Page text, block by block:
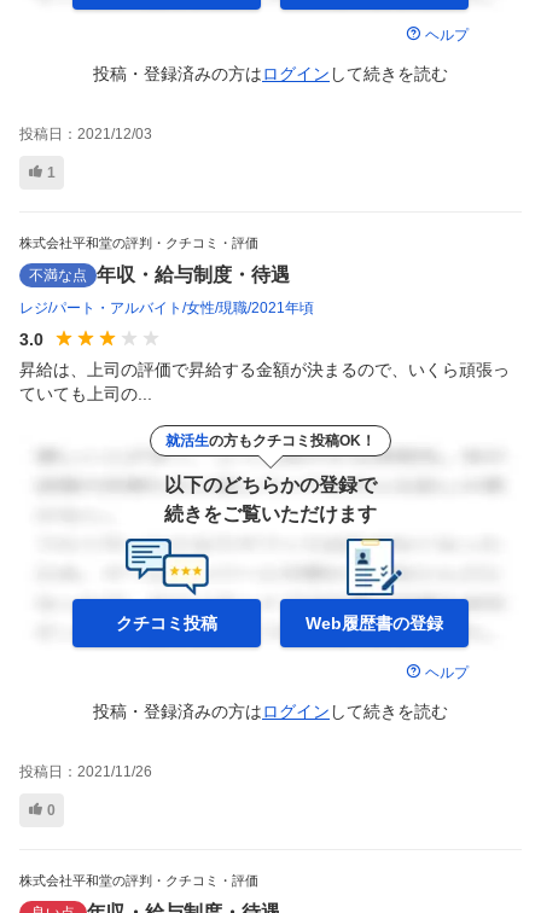
ヘルプ
投稿・登録済みの方はログイン して続きを読む
投稿日： 2021/12/03
1
株式会社平和堂の評判・クチコミ・評価
不満な点 年収・給与制度・待遇
レジ パート・アルバイト 女性 現職 2021年頃
3.0
昇給は、上司の評価で昇給する金額が決まるので、いくら頑張っ
ていても上司の...
就活生の方もクチコミ投稿OK！
以下のどちらかの登録で
続きをご覧いただけます
クチコミ投稿 Web履歴書の登録
ヘルプ
投稿・登録済みの方はログイン して続きを読む
投稿日： 2021/11/26
0
株式会社平和堂の評判・クチコミ・評価